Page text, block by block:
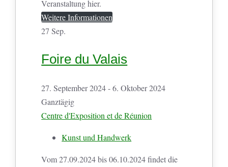
Veranstaltung hier.
Weitere Informationen
27 Sep.
Foire du Valais
27. September 2024 - 6. Oktober 2024
Ganztägig
Centre d'Exposition et de Réunion
Kunst und Handwerk
Vom 27.09.2024 bis 06.10.2024 findet die